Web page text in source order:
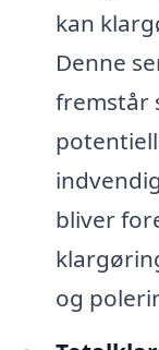
kan
Denne
fremstår
bliver
og